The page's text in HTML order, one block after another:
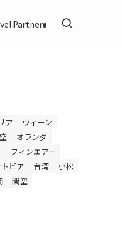
Partners
ア
ウィーン
オランダ
フィンエアー
ビア 台湾
小松
関空